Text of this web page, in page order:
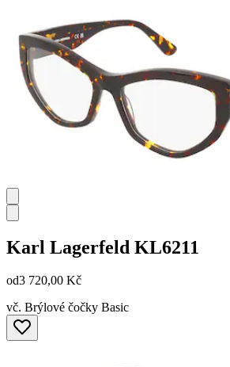
Karl Lagerfeld KL6211
od3 720,00 Kč
vč. Brýlové čočky Basic